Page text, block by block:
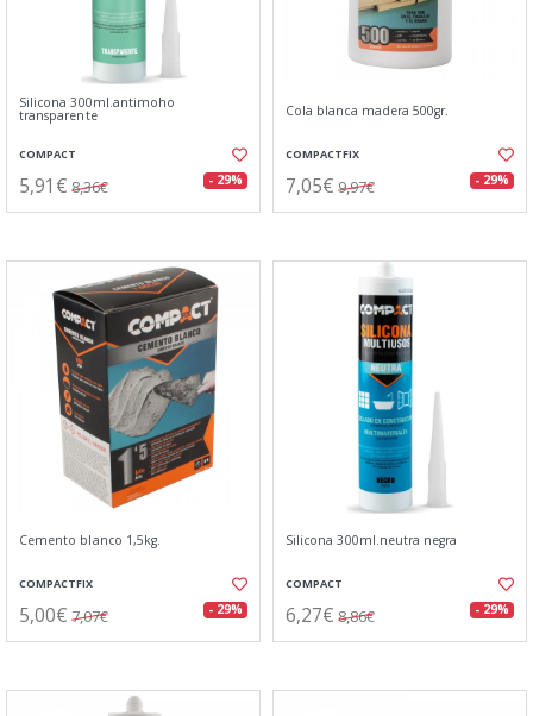
Silicona 300ml.antimoho
transparente
COMPACT
5,91€ 8,36€ - 29%
Cola blanca madera 500gr.
COMPACTFIX
7,05€ 9,97€ - 29%
Cemento blanco 1,5kg.
COMPACTFIX
5,00€ 7,07€ - 29%
Silicona 300ml.neutra negra
COMPACT
6,27€ 8,86€ - 29%